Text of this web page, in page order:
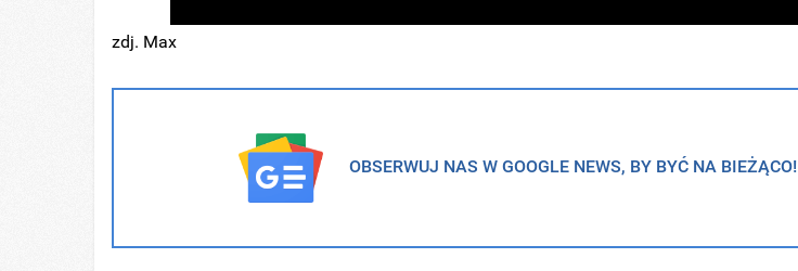
zdj. Max
OBSERWUJ NAS W GOOGLE NEWS, BY BYĆ NA BIEŻĄCO!